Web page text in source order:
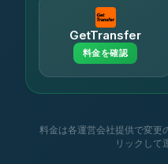
GetTransfer
料金を確認
料金は各運営会社提供で変更
リックして